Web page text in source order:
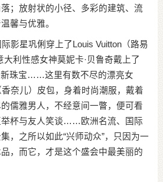
；放射状的小径、多彩的建筑、流
馨与优雅。
影星巩俐穿上了Louis Vuitton（路易
大利性感女神莫妮卡·贝鲁奇戴上了
新珠宝……这里有数不尽的漂亮女
奈儿）皮包，身着时尚潮服，戴着
儒雅男人，不经意间一瞥，便可看
举杯与友人笑谈……欧洲名流、国际
，之所以如此“兴师动众”，只因为一
，而它，才是这个盛会中最美丽的